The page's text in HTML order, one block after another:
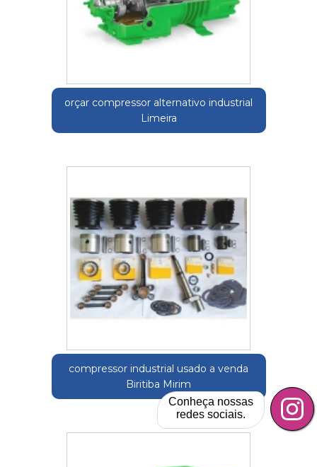
orçar compressor alternativo industrial
Limeira
compressor industrial usado a venda
Biritiba Mirim
Conheça nossas
redes sociais.